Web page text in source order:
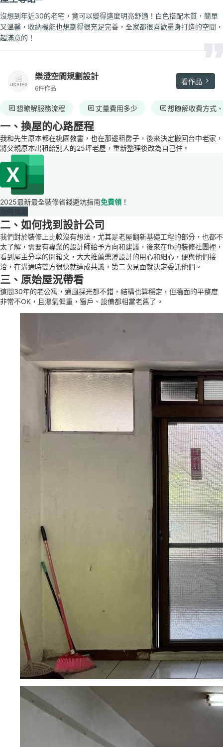
沒想到年近30的老宅，竟可以變得這麼明亮舒適！白色搭配木質，簡單
又溫馨，收納機能也規劃得很充足完善，全家都很喜歡量身打造的空間，
超滿意的！
樂澄空間規劃設計
6件作品
看作品
想瞭解服務流程 丈量費用多少 想瞭解收費方式
一、換屋的心路歷程
我和先生原本都在桃園教書，也在那邊租房子，後來決定搬回台中老家，
將父親原本出租給別人的25坪老屋，重新整理後改為自己住。
2025最新最全裝修省錢避坑指南免費領 ！
限時領取
二、如何找到設計公司
我們對於裝修上比較沒有想法，尤其是老屋翻新基礎工程的部分，也都不
太了解，需要有專業的設計師給予方向和建議，後來在fb的裝修社團裡，
看到屋主分享的開箱文，大大推薦樂澄設計的用心和細心，便與他們接
洽，在溝通時雙方很快就達成共識，第二次見面就決定委託他們。
三、原始屋況帶看
這間30年的老公寓，通風採光都不錯，結構也算穩定，但牆面的平整度
非常不OK，且濕氣偏重，窗戶、設備都相當老舊了。